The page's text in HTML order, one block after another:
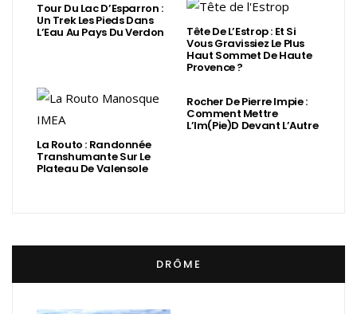
Tour Du Lac D’Esparron :
Un Trek Les Pieds Dans
L’Eau Au Pays Du Verdon Tête De L’Estrop : Et Si
Vous Gravissiez Le Plus
Haut Sommet De Haute
Provence ?
La Routo : Randonnée
Transhumante Sur Le
Plateau De Valensole
Rocher De Pierre Impie :
Comment Mettre
L’Im(Pie)d Devant L’Autre
DRÔME